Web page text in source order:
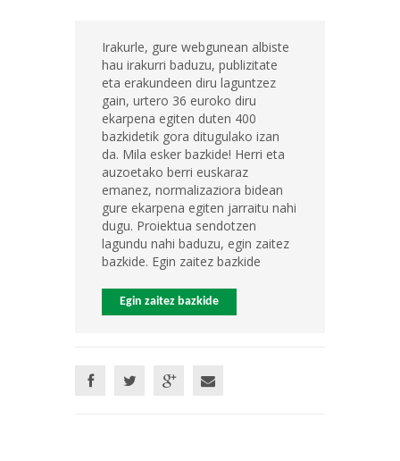
Irakurle, gure webgunean albiste
hau irakurri baduzu, publizitate
eta erakundeen diru laguntzez
gain, urtero 36 euroko diru
ekarpena egiten duten 400
bazkidetik gora ditugulako izan
da. Mila esker bazkide! Herri eta
auzoetako berri euskaraz
emanez, normalizaziora bidean
gure ekarpena egiten jarraitu nahi
dugu. Proiektua sendotzen
lagundu nahi baduzu, egin zaitez
bazkide. Egin zaitez bazkide
Egin zaitez bazkide